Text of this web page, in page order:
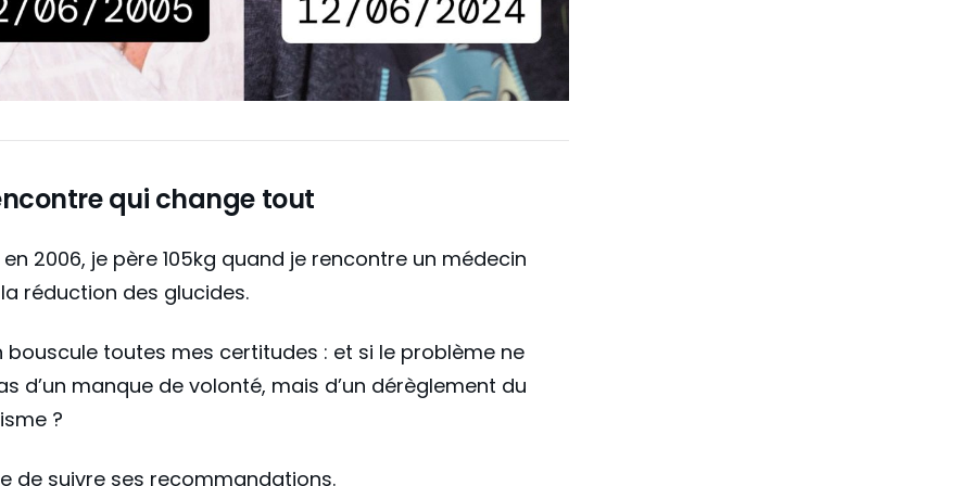
qui change tout
en 2006, je père 105kg quand je rencontre un médecin
réduction des glucides.
bouscule toutes mes certitudes : et si le problème ne
d’un manque de volonté, mais d’un dérèglement du
?
de suivre ses recommandations.